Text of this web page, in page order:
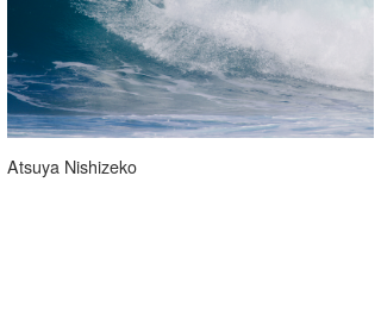
Atsuya Nishizeko